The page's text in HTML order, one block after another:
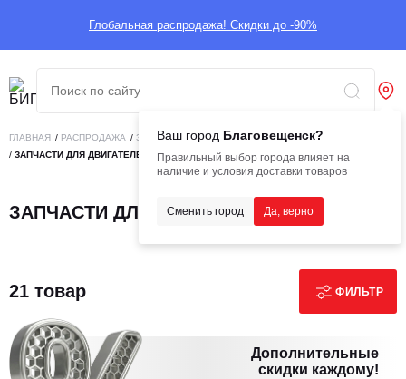
Глобальная распродажа! Скидки до -90%
Ваш город Благовещенск?
Правильный выбор города влияет на
наличие и условия доставки товаров
Сменить город Да, верно
ГЛАВНАЯ / РАСПРОДАЖА / ЗАПЧАСТИ /ЗАПЧАСТИ ДЛЯ ДВИГАТЕЛЕЙ
/ ЗАПЧАСТИ ДЛЯ ДВИГАТЕЛЕЙ SHANGHAI
ЗАПЧАСТИ ДЛЯ ДВИГАТЕЛЕЙ SHANGHAI
21 товар ФИЛЬТР
Дополнительные
скидки каждому!